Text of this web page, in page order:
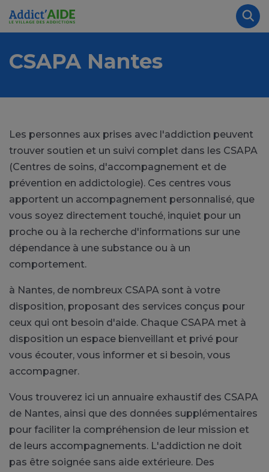
Aller au contenu principal
CSAPA Nantes
Les personnes aux prises avec l'addiction peuvent
trouver soutien et un suivi complet dans les CSAPA
(Centres de soins, d'accompagnement et de
prévention en addictologie). Ces centres vous
apportent un accompagnement personnalisé, que
vous soyez directement touché, inquiet pour un
proche ou à la recherche d'informations sur une
dépendance à une substance ou à un
comportement.
à Nantes, de nombreux CSAPA sont à votre
disposition, proposant des services conçus pour
ceux qui ont besoin d'aide. Chaque CSAPA met à
disposition un espace bienveillant et privé pour
vous écouter, vous informer et si besoin, vous
accompagner.
Vous trouverez ici un annuaire exhaustif des CSAPA
de Nantes, ainsi que des données supplémentaires
pour faciliter la compréhension de leur mission et
de leurs accompagnements. L'addiction ne doit
pas être soignée sans aide extérieure. Des
Panneau de gestion des cookies